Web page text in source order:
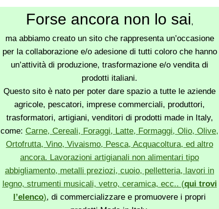
Forse ancora non lo sai,
ma abbiamo creato un sito che rappresenta un’occasione
per la collaborazione e/o adesione di tutti coloro che hanno
un’attività di produzione, trasformazione e/o vendita di
prodotti italiani.
Questo sito è nato per poter dare spazio a tutte le aziende
agricole, pescatori, imprese commerciali, produttori,
trasformatori, artigiani, venditori di prodotti made in Italy,
come: Carne, Cereali, Foraggi, Latte, Formaggi, Olio, Olive,
Ortofrutta, Vino, Vivaismo, Pesca, Acquacoltura, ed altro
ancora. Lavorazioni artigianali non alimentari tipo
abbigliamento, metalli preziozi, cuoio, pelletteria, lavori in
legno, strumenti musicali, vetro, ceramica, ecc.. (qui trovi
l’elenco), di commercializzare e promuovere i propri